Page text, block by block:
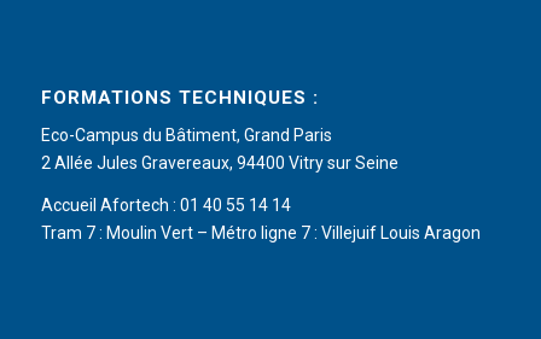
FORMATIONS TECHNIQUES :
Eco-Campus du Bâtiment, Grand Paris
2 Allée Jules Gravereaux, 94400 Vitry sur Seine
Accueil Afortech : 01 40 55 14 14
Tram 7 : Moulin Vert – Métro ligne 7 : Villejuif Louis Aragon